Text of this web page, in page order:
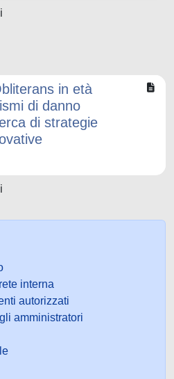
in età
di danno
di strategie
interna
autorizzati
amministratori